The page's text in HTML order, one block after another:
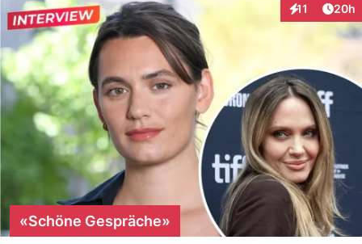
11
Interaktionen
20h
«Schöne Gespräche»